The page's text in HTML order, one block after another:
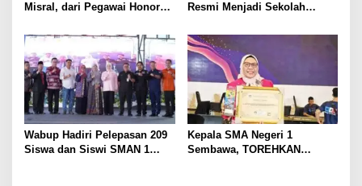
Misral, dari Pegawai Honorer
Karir Jabatan Struktural
Eselon III
Resmi Menjadi Sekolah
Wabup Hadiri Pelepasan 209
Siswa dan Siswi SMAN 1
Kepala SMA Negeri 1
Sembawa, TOREHKAN